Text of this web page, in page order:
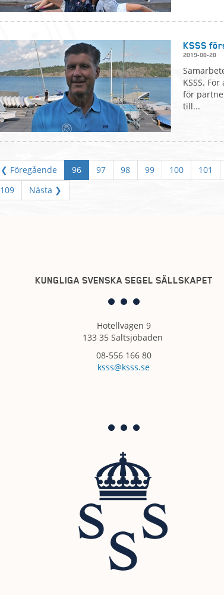
KSSS
2019-08-28
KSSS.
för
till...
❮ Föregående 96 97 98 99 100 101
109
Nästa ❯
KUNGLIGA SVENSKA SEGEL SÄLLSKAPET
Hotellvägen 9
133 35 Saltsjöbaden
08-556 166 80
ksss@ksss.se